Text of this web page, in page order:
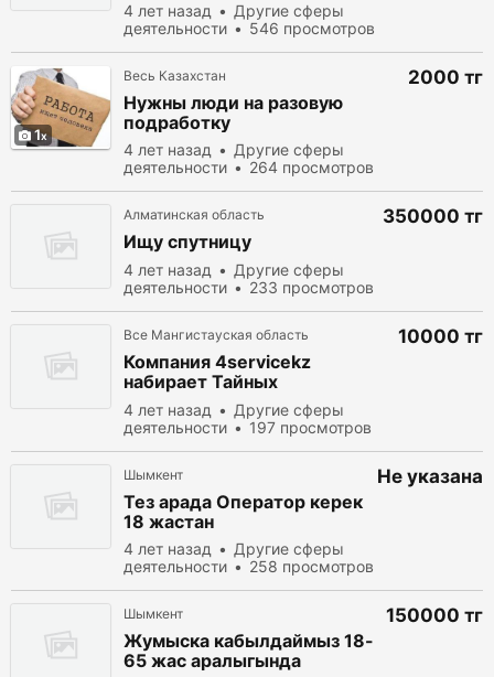
4 лет назад
Другие сферы
деятельности
546 просмотров
1
Весь Казахстан
Нужны люди на разовую
подработку
4 лет назад
Другие сферы
деятельности
264 просмотров
2000 тг
Алматинская область
Ищу спутницу
4 лет назад
Другие сферы
деятельности
233 просмотров
350000 тг
Все Мангистауская область
Компания 4servicekz
набирает Тайных
проверяющий (подработка в
свободное время).
4 лет назад
Другие сферы
деятельности
197 просмотров
10000 тг
Шымкент
Тез арада Оператор керек
18 жастан
4 лет назад
Другие сферы
деятельности
258 просмотров
Не указана
Шымкент
Жумыска кабылдаймыз 18-
65 жас аралыгында
150000 тг